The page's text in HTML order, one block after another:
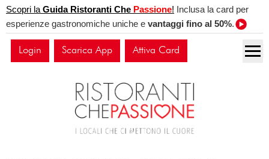
Scopri la Guida Ristoranti Che Passione! Inclusa la card per
esperienze gastronomiche uniche e vantaggi fino al 50%.
Login Scarica App Attiva Card